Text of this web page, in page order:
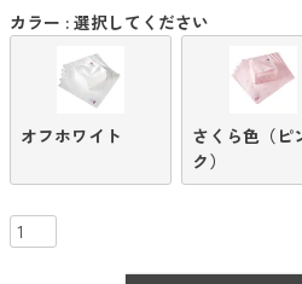
カラー 選択してください
オフホワイト
さくら色（ピ
ク）